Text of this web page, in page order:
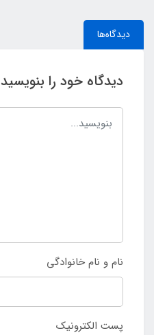
دیدگاه‌ها
دیدگاه خود را بنویسید
نام و نام خانوادگی
پست الکترونیک